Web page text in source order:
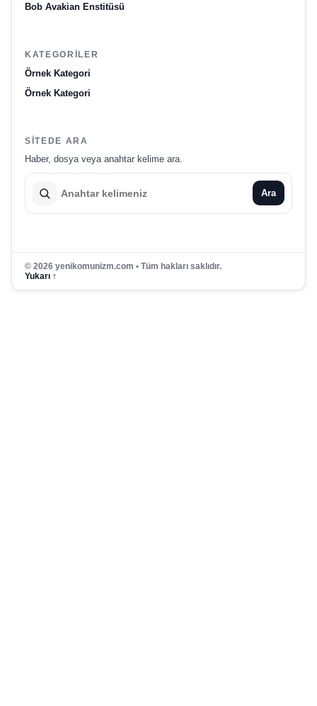
Bob Avakian Enstitüsü
KATEGORILER
Örnek Kategori
Örnek Kategori
SITEDE ARA
Haber, dosya veya anahtar kelime ara.
Ara
© 2026 yenikomunizm.com • Tüm hakları saklıdır.
Yukarı ↑